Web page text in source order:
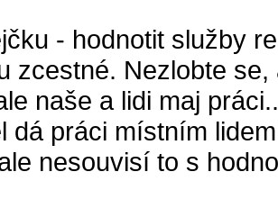
- hodnotit služby
zcestné. Nezlobte
naše a lidi maj
dá práci místním
nesouvisí to s